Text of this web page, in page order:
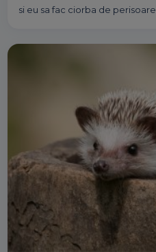
si eu sa fac ciorba de perisoare.